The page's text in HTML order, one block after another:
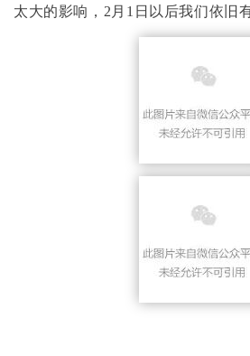
太大的影响，2月1日以后我们依旧